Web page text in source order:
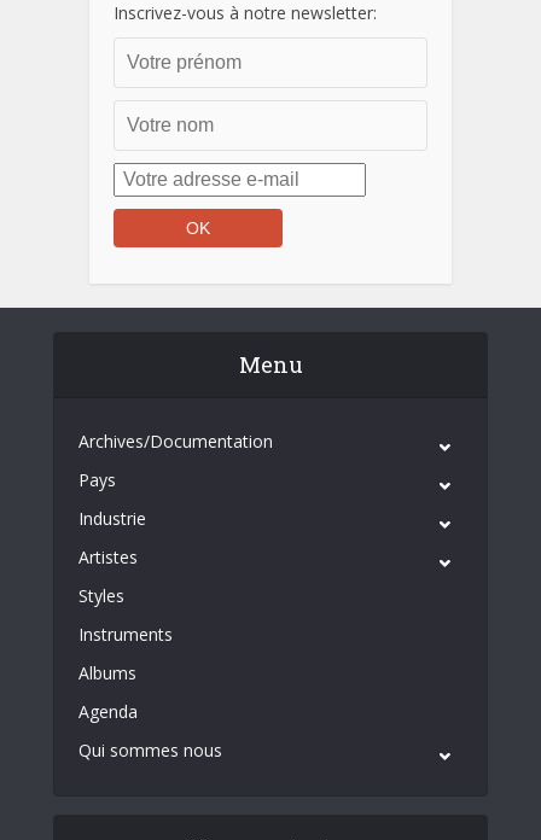
Inscrivez-vous à notre newsletter:
Menu
Archives/Documentation
Pays
Industrie
Artistes
Styles
Instruments
Albums
Agenda
Qui sommes nous